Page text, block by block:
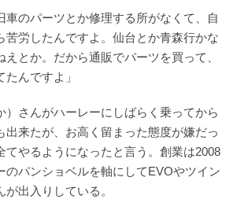
車のパーツとか修理する所がなくて、自
苦労したんですよ。仙台とか青森行かな
えとか。だから通販でパーツを買って、
んですよ」
）さんがハーレーにしばらく乗ってから
出来たが、お高く留まった態度が嫌だっ
てやるようになったと言う。創業は2008
のパンショベルを軸にしてEVOやツイン
出入りしている。